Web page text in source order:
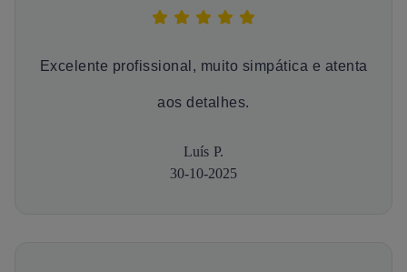
Excelente profissional, muito simpática e atenta
aos detalhes.
Luís P.
30-10-2025